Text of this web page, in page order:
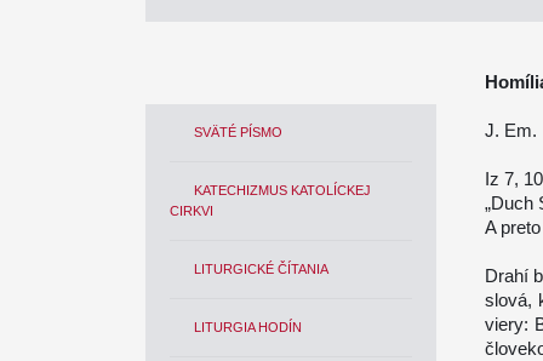
SVÄTÉ PÍSMO
KATECHIZMUS KATOLÍCKEJ
CIRKVI
LITURGICKÉ ČÍTANIA
LITURGIA HODÍN
J. Em.
Iz 7,
„Duch
A
Drahí
slová,
viery: